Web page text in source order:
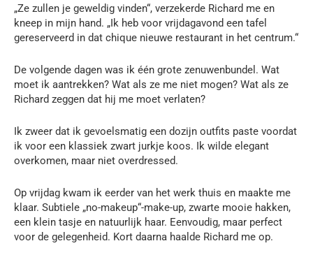
„Ze zullen je geweldig vinden“, verzekerde Richard me en
kneep in mijn hand. „Ik heb voor vrijdagavond een tafel
gereserveerd in dat chique nieuwe restaurant in het centrum.“
De volgende dagen was ik één grote zenuwenbundel. Wat
moet ik aantrekken? Wat als ze me niet mogen? Wat als ze
Richard zeggen dat hij me moet verlaten?
Ik zweer dat ik gevoelsmatig een dozijn outfits paste voordat
ik voor een klassiek zwart jurkje koos. Ik wilde elegant
overkomen, maar niet overdressed.
Op vrijdag kwam ik eerder van het werk thuis en maakte me
klaar. Subtiele „no-makeup“-make-up, zwarte mooie hakken,
een klein tasje en natuurlijk haar. Eenvoudig, maar perfect
voor de gelegenheid. Kort daarna haalde Richard me op.